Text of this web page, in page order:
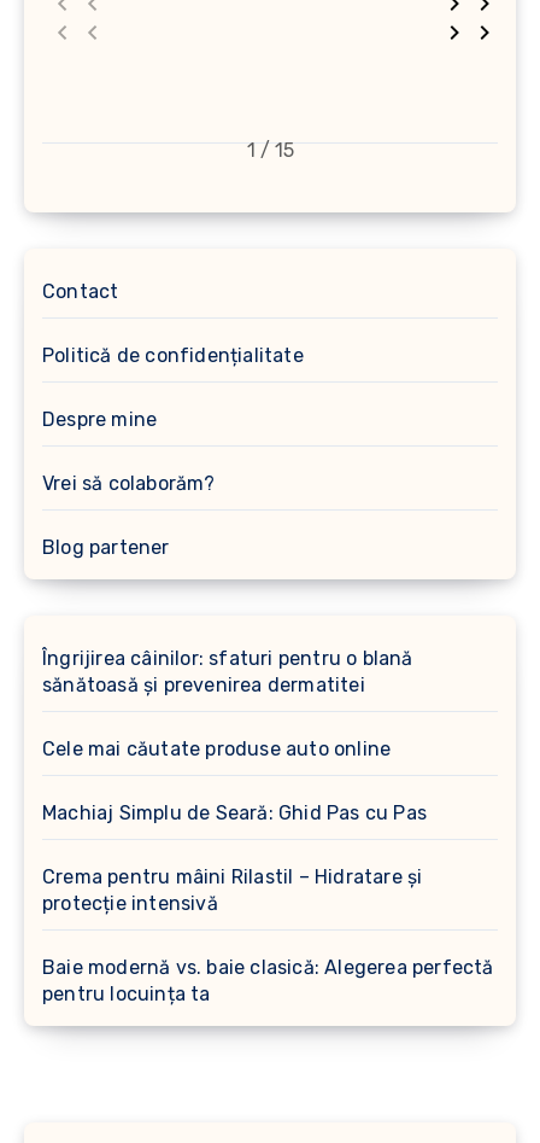
1 / 15
Contact
Politică de confidențialitate
Despre mine
Vrei să colaborăm?
Blog partener
Îngrijirea câinilor: sfaturi pentru o blană
sănătoasă și prevenirea dermatitei
Cele mai căutate produse auto online
Machiaj Simplu de Seară: Ghid Pas cu Pas
Crema pentru mâini Rilastil – Hidratare și
protecție intensivă
Baie modernă vs. baie clasică: Alegerea perfectă
pentru locuința ta